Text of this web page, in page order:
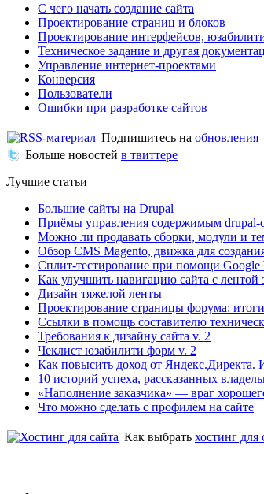
С чего начать создание сайта
Проектирование страниц и блоков
Проектирование интерфейсов,
Техническое задание и другая
Управление интернет-проектами
Конверсия
Пользователи
Ошибки при разработке сайтов
Подпишитесь на обновления
Больше новостей в твиттере
Лучшие статьи
Большие сайты на Drupal
Приёмы управления содержимым drupal-
Можно ли продавать сборки, модули и
Обзор CMS Magento, движка для
Сплит-тестирование при помощи Google
Как улучшить навигацию сайта с лентой
Дизайн тяжелой ленты
Проектирование страницы форума:
Ссылки в помощь составителю
Требования к дизайну сайта v. 2
Чеклист юзабилити форм v. 2
Как повысить доход от Яндекс.Директа.
10 историй успеха, рассказанных
«Наполнение заказчика» — враг
Что можно сделать с профилем на сайте
Как выбрать хостинг для